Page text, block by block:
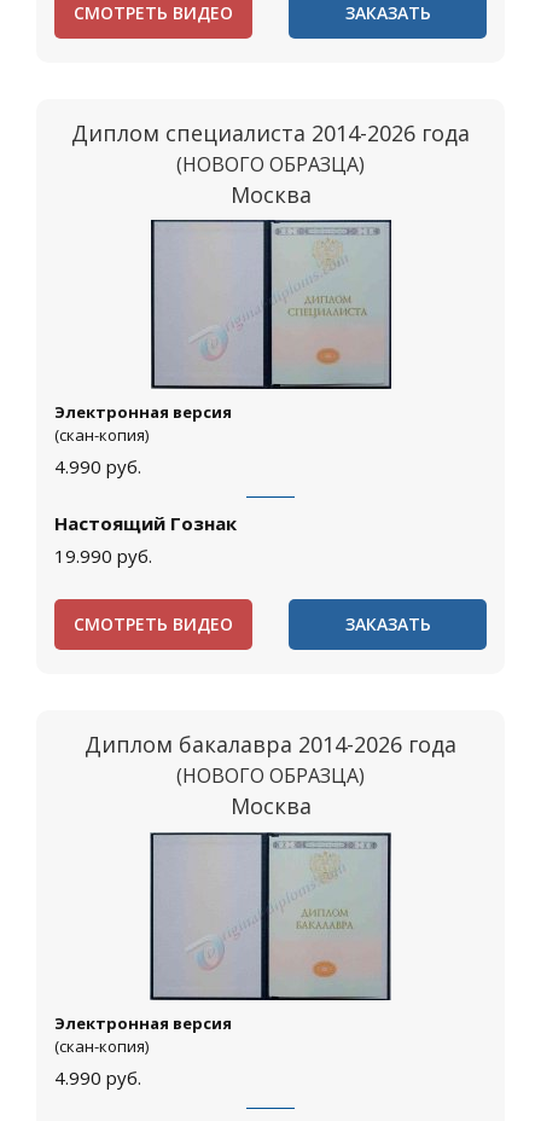
СМОТРЕТЬ ВИДЕО ЗАКАЗАТЬ
Диплом специалиста 2014-2026 года
(НОВОГО ОБРАЗЦА)
Москва
Электронная версия
(скан-копия)
4.990 руб.
Настоящий Гознак
19.990 руб.
СМОТРЕТЬ ВИДЕО ЗАКАЗАТЬ
Диплом бакалавра 2014-2026 года
(НОВОГО ОБРАЗЦА)
Москва
Электронная версия
(скан-копия)
4.990 руб.